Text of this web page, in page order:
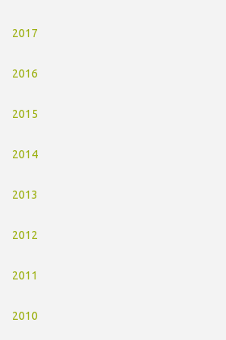
2017
2016
2015
2014
2013
2012
2011
2010